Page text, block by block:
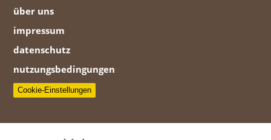
über uns
impressum
datenschutz
nutzungsbedingungen
Cookie-Einstellungen